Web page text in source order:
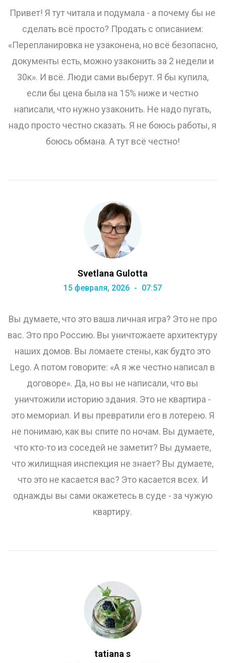
Привет! Я тут читала и подумала - а почему бы не
сделать всё просто? Продать с описанием:
«Перепланировка не узаконена, но всё безопасно,
документы есть, можно узаконить за 2 недели и
30к». И всё. Люди сами выберут. Я бы купила,
если бы цена была на 15% ниже и честно
написали, что нужно узаконить. Не надо пугать,
надо просто честно сказать. Я не боюсь работы, я
боюсь обмана. А тут всё честно!
Svetlana Gulotta
15 февраля, 2026 07:57
Вы думаете, что это ваша личная игра? Это не про
вас. Это про Россию. Вы уничтожаете архитектуру
наших домов. Вы ломаете стены, как будто это
Lego. А потом говорите: «А я же честно написал в
договоре». Да, но вы не написали, что вы
уничтожили историю здания. Это не квартира -
это мемориал. И вы превратили его в лотерею. Я
не понимаю, как вы спите по ночам. Вы думаете,
что кто-то из соседей не заметит? Вы думаете,
что жилищная инспекция не знает? Вы думаете,
что это не касается вас? Это касается всех. И
однажды вы сами окажетесь в суде - за чужую
квартиру.
tatiana s